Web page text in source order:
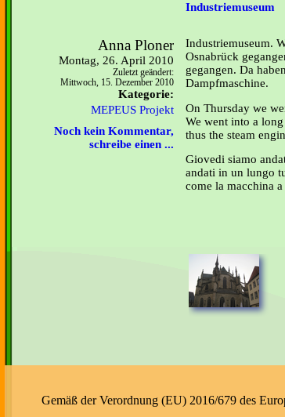
Industriemuseum
Anna Ploner
Montag, 26. April 2010
Zuletzt geändert:
Mittwoch, 15. Dezember 2010
Kategorie:
MEPEUS Projekt
Noch kein Kommentar,
schreibe einen ...
Industriemuseum.
Osnabrück
gegangen. Da
Dampfmaschine.
On Thursday we
We went into a
thus the steam
Giovedi siamo
andati in un lungo
come la macchina
Gemäß der Verordnung (EU) 2016/679 des